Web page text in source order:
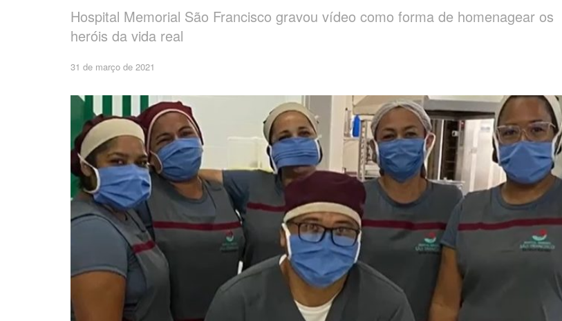
Hospital Memorial São Francisco gravou vídeo como forma de homenagear os
heróis da vida real
31 de março de 2021